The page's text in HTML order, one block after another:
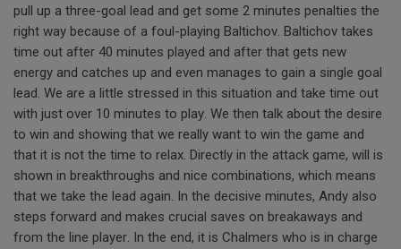
pull up a three-goal lead and get some 2 minutes penalties the
right way because of a foul-playing Baltichov. Baltichov takes
time out after 40 minutes played and after that gets new
energy and catches up and even manages to gain a single goal
lead. We are a little stressed in this situation and take time out
with just over 10 minutes to play. We then talk about the desire
to win and showing that we really want to win the game and
that it is not the time to relax. Directly in the attack game, will is
shown in breakthroughs and nice combinations, which means
that we take the lead again. In the decisive minutes, Andy also
steps forward and makes crucial saves on breakaways and
from the line player. In the end, it is Chalmers who is in charge